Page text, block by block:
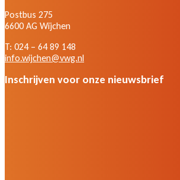
Postbus 275
6600 AG Wijchen
T: 024 – 64 89 148
info.wijchen@vwg.nl
Inschrijven voor onze nieuwsbrief